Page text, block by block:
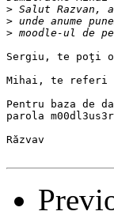
>
>
>
Sergiu, te poţi
Mihai, te referi
Pentru baza de
parola m00dl3us3r
Răzvav